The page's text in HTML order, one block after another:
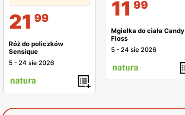
21 99
Róż do policzków
Sensique
5 - 24 sie 2026
11 99
Mgiełka do ciała Candy
Floss
5 - 24 sie 2026